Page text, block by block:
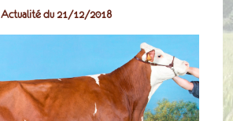
Actualité du 21/12/2018